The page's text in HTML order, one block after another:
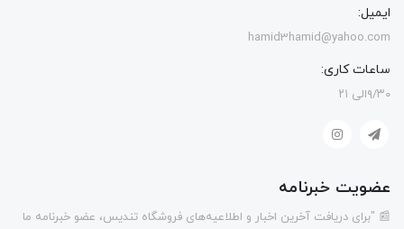
ایمیل:
hamid3hamid@yahoo.com
ساعات کاری:
۹/۳۰الی ۲۱
عضویت خبرنامه
📰 "برای دریافت آخرین اخبار و اطلاعیه‌های فروشگاه تندیس، عضو خبرنامه ما